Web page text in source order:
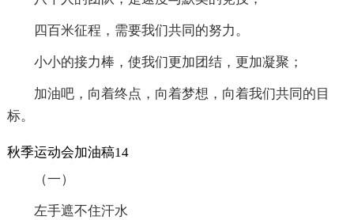
四百米征程，需要我们共同的努力。
小小的接力棒，使我们更加团结，更加凝聚；
加油吧，向着终点，向着梦想，向着我们共同的目
标。
秋季运动会加油稿14
（一）
左手遮不住汗水